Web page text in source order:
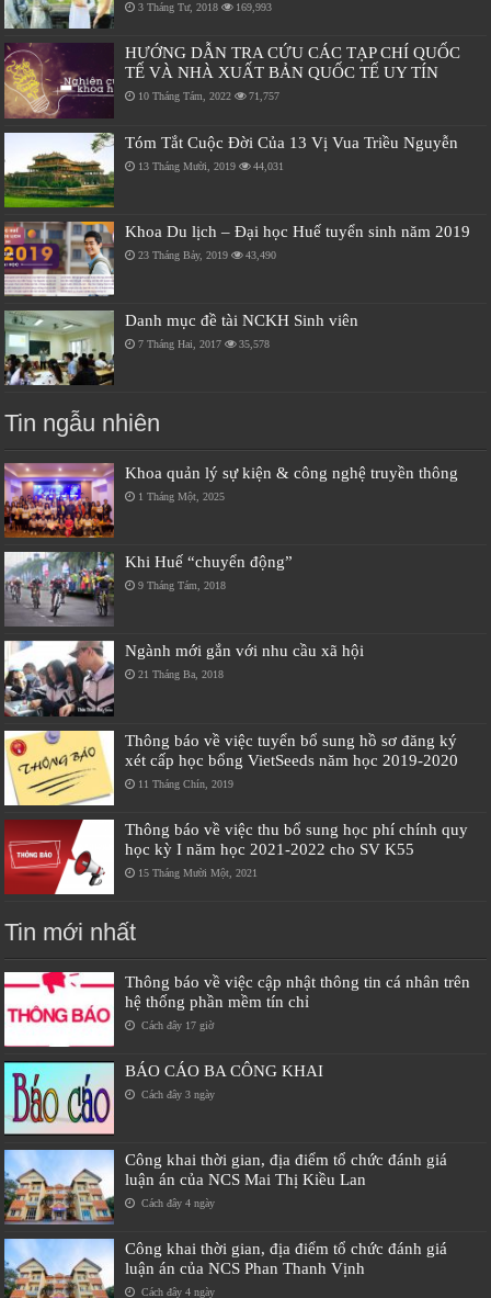
3 Tháng Tư, 2018 169,993
HƯỚNG DẪN TRA CỨU CÁC TẠP CHÍ QUỐC
TẾ VÀ NHÀ XUẤT BẢN QUỐC TẾ UY TÍN
10 Tháng Tám, 2022 71,757
Tóm Tắt Cuộc Đời Của 13 Vị Vua Triều Nguyễn
13 Tháng Mười, 2019 44,031
Khoa Du lịch – Đại học Huế tuyển sinh năm 2019
23 Tháng Bảy, 2019 43,490
Danh mục đề tài NCKH Sinh viên
7 Tháng Hai, 2017 35,578
Tin ngẫu nhiên
Khoa quản lý sự kiện & công nghệ truyền thông
1 Tháng Một, 2025
Khi Huế “chuyển động”
9 Tháng Tám, 2018
Ngành mới gắn với nhu cầu xã hội
21 Tháng Ba, 2018
Thông báo về việc tuyển bổ sung hồ sơ đăng ký
xét cấp học bổng VietSeeds năm học 2019-2020
11 Tháng Chín, 2019
Thông báo về việc thu bổ sung học phí chính quy
học kỳ I năm học 2021-2022 cho SV K55
15 Tháng Mười Một, 2021
Tin mới nhất
Thông báo về việc cập nhật thông tin cá nhân trên
hệ thống phần mềm tín chỉ
Cách đây 17 giờ
BÁO CÁO BA CÔNG KHAI
Cách đây 3 ngày
Công khai thời gian, địa điểm tổ chức đánh giá
luận án của NCS Mai Thị Kiều Lan
Cách đây 4 ngày
Công khai thời gian, địa điểm tổ chức đánh giá
luận án của NCS Phan Thanh Vịnh
Cách đây 4 ngày